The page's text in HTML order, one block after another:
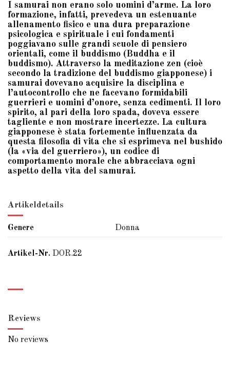
I samurai non erano solo uomini d’arme. La loro
formazione, infatti, prevedeva un estenuante
allenamento fisico e una dura preparazione
psicologica e spirituale i cui fondamenti
poggiavano sulle grandi scuole di pensiero
orientali, come il buddismo (Buddha e il
buddismo). Attraverso la meditazione zen (cioè
secondo la tradizione del buddismo giapponese) i
samurai dovevano acquisire la disciplina e
l’autocontrollo che ne facevano formidabili
guerrieri e uomini d’onore, senza cedimenti. Il loro
spirito, al pari della loro spada, doveva essere
tagliente e non mostrare incertezze. La cultura
giapponese è stata fortemente influenzata da
questa filosofia di vita che si esprimeva nel bushido
(la «via del guerriero»), un codice di
comportamento morale che abbracciava ogni
aspetto della vita del samurai.
Artikeldetails
Genere Donna
Artikel-Nr. DOR.22
Reviews
No reviews